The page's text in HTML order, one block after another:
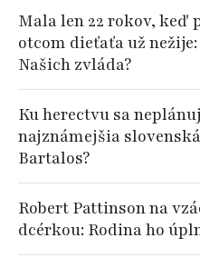
Mala len 22 rokov, keď
otcom dieťaťa už
Našich zvláda?
Ku herectvu sa
najznámejšia
Bartalos?
Robert Pattinson na
dcérkou: Rodina ho